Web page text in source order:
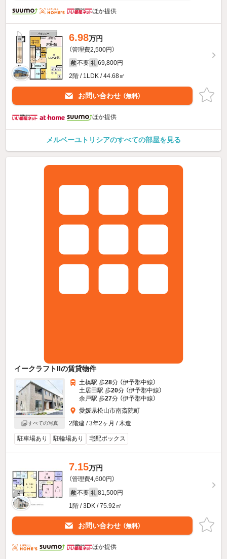
ほか提供
6.98万円
（管理費2,500円）
敷 不要 礼 69,800円
2階 / 1LDK / 44.68㎡
お問い合わせ （無料）
ほか提供
メルベーユトリシアのすべての部屋を見る
イークラフトIIの賃貸物件
すべての写真
土橋駅 歩28分 （伊予郡中線）
土居田駅 歩20分 （伊予郡中線）
余戸駅 歩27分 （伊予郡中線）
愛媛県松山市南斎院町
2階建 / 3年2ヶ月 / 木造
駐車場あり 駐輪場あり 宅配ボックス
7.15万円
（管理費4,600円）
敷 不要 礼 81,500円
1階 / 3DK / 75.92㎡
お問い合わせ （無料）
ほか提供